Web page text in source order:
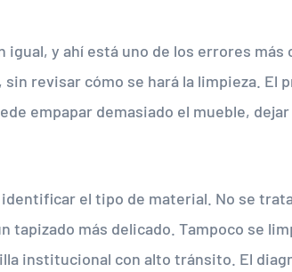
y ahí está uno de los errores más
revisar cómo se hará la limpieza. El
empapar demasiado el mueble,
el tipo de material. No se
tapizado más delicado. Tampoco se
institucional con alto tránsito. El